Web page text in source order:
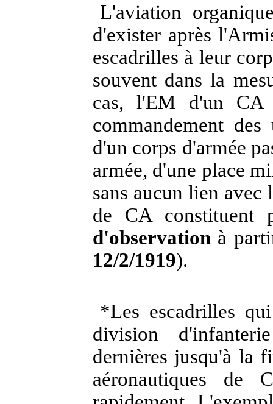
L'aviation
d'exister après
escadrilles à leur
souvent dans la
cas, l'EM d'un CA
commandement
d'un corps d'armée
armée, d'une place
sans aucun lien
de CA constituent
d'observation à
12/2/1919).
*Les escadrilles
division
dernières jusqu'à la
aéronautiques de